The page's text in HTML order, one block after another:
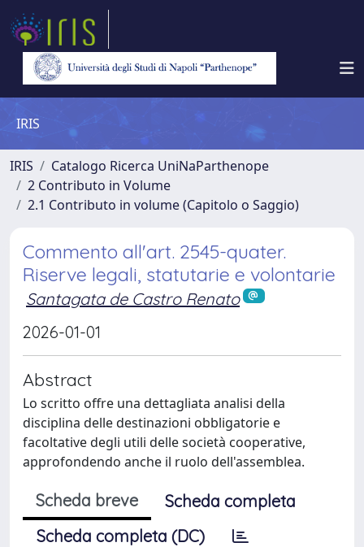
IRIS
IRIS
Catalogo Ricerca UniNaParthenope
2 Contributo in Volume
2.1 Contributo in volume (Capitolo o Saggio)
Commento all'art. 2545-quater.
Riserve legali, statutarie e volontarie
Santagata de Castro Renato
2026-01-01
Abstract
Lo scritto offre una dettagliata analisi della
disciplina delle destinazioni obbligatorie e
facoltative degli utili delle società cooperative,
approfondendo anche il ruolo dell'assemblea.
Scheda breve
Scheda completa
Scheda completa (DC)